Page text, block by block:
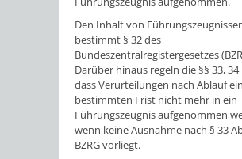
Den Inhalt von
bestimmt § 32 des
Bundeszentralregistergesetzes
Darüber hinaus regeln die §§ 33, 34
dass Verurteilungen nach Ablauf
bestimmten Frist nicht mehr in ein
Führungszeugnis aufgenommen
wenn keine Ausnahme nach § 33
BZRG vorliegt.